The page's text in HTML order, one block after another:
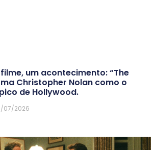
um acontecimento: “The
Christopher Nolan como o
de Hollywood.
07/2026